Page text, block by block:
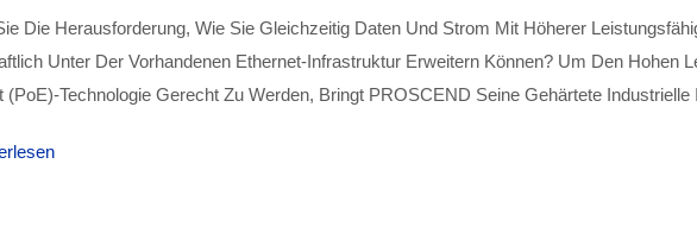
Die Herausforderung, Wie Sie Gleichzeitig Daten Und Strom Mit Höherer
Unter Der Vorhandenen Ethernet-Infrastruktur Erweitern Können? Um Den Hohen
(PoE)-Technologie Gerecht Zu Werden, Bringt PROSCEND Seine Gehärtete
Port Durch Die Nutzung Von Vier Paaren Von Ethernet-Kabeln Bietet, Sowie 2